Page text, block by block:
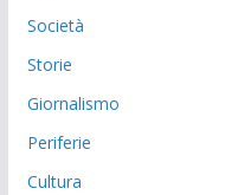
Società
Storie
Giornalismo
Periferie
Cultura